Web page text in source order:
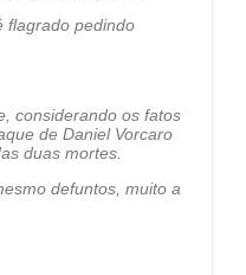
flagrado pedindo
considerando os fatos
de Daniel Vorcaro
duas mortes.
defuntos, muito a